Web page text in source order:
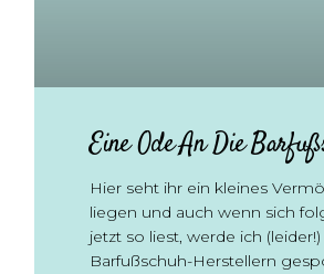
Eine Ode An Die
Hier seht ihr ein kleines
liegen und auch wenn sich
jetzt so liest, werde ich
Barfußschuh-Herstellern